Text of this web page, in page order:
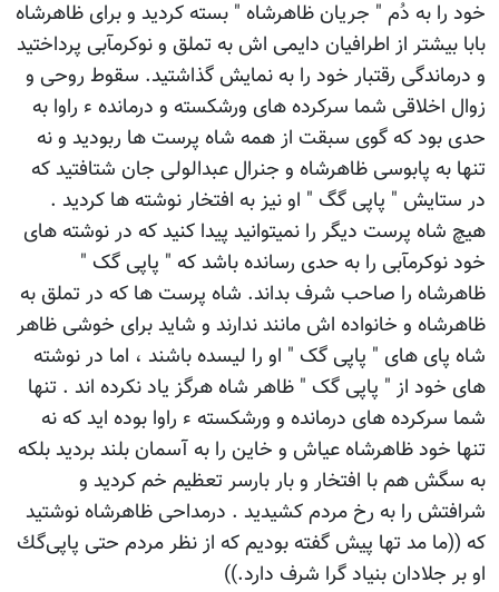
خود را به دُم " جریان ظاهرشاه " بسته کردید و برای ظاهرشاه
بابا بیشتر از اطرافیان دایمی اش به تملق و نوکرمآبی پرداختید
و درماندگی رقتبار خود را به نمایش گذاشتید. سقوط روحی و
زوال اخلاقی شما سرکرده های ورشکسته و درمانده ء راوا به
حدی بود که گوی سبقت از همه شاه پرست ها ربودید و نه
تنها به پابوسی ظاهرشاه و جنرال عبدالولی جان شتافتید که
در ستایش " پاپی گگ " او نیز به افتخار نوشته ها کردید .
هیچ شاه پرست دیگر را نمیتوانید پیدا کنید که در نوشته های
خود نوکرمآبی را به حدی رسانده باشد که " پاپی گک "
ظاهرشاه را صاحب شرف بداند. شاه پرست ها که در تملق به
ظاهرشاه و خانواده اش مانند ندارند و شاید برای خوشی ظاهر
شاه پای های " پاپی گک " او را لیسده باشند ، اما در نوشته
های خود از " پاپی گک " ظاهر شاه هرگز یاد نکرده اند . تنها
شما سرکرده های درمانده و ورشکسته ء راوا بوده اید که نه
تنها خود ظاهرشاه عیاش و خاین را به آسمان بلند بردید بلکه
به سگش هم با افتخار و بار بارسر تعظیم خم کردید و
شرافتش را به رخ مردم کشیدید . درمداحی ظاهرشاه نوشتید
که ((ما مد تها پیش‌ گفته‌ بودیم‌ كه‌ از نظر مردم‌ حتی‌ پاپی‌گك
او بر جلادان بنیاد گرا شرف دارد.))